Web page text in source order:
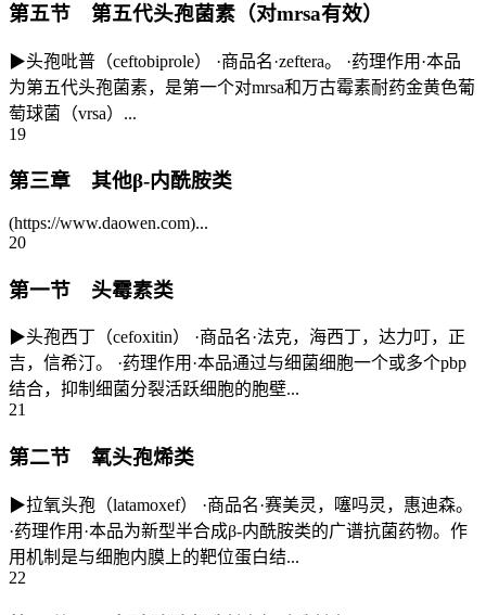
第五节 第五代头孢菌素（对mrsa有效）
▶头孢吡普（ceftobiprole） ·商品名·zeftera。 ·药理作用·本品
为第五代头孢菌素，是第一个对mrsa和万古霉素耐药金黄色葡
萄球菌（vrsa）...
19
第三章 其他β-内酰胺类
(https://www.daowen.com)...
20
第一节 头霉素类
▶头孢西丁（cefoxitin） ·商品名·法克，海西丁，达力叮，正
吉，信希汀。 ·药理作用·本品通过与细菌细胞一个或多个pbp
结合，抑制细菌分裂活跃细胞的胞壁...
21
第二节 氧头孢烯类
▶拉氧头孢（latamoxef） ·商品名·赛美灵，噻吗灵，惠迪森。
·药理作用·本品为新型半合成β-内酰胺类的广谱抗菌药物。作
用机制是与细胞内膜上的靶位蛋白结...
22